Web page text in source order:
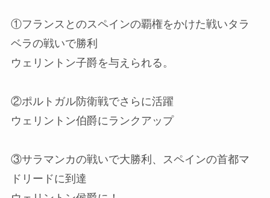
①フランスとのスペインの覇権をかけた戦いタラ
ベラの戦いで勝利
ウェリントン子爵を与えられる。
②ポルトガル防衛戦でさらに活躍
ウェリントン伯爵にランクアップ
③サラマンカの戦いで大勝利、スペインの首都マ
ドリードに到達